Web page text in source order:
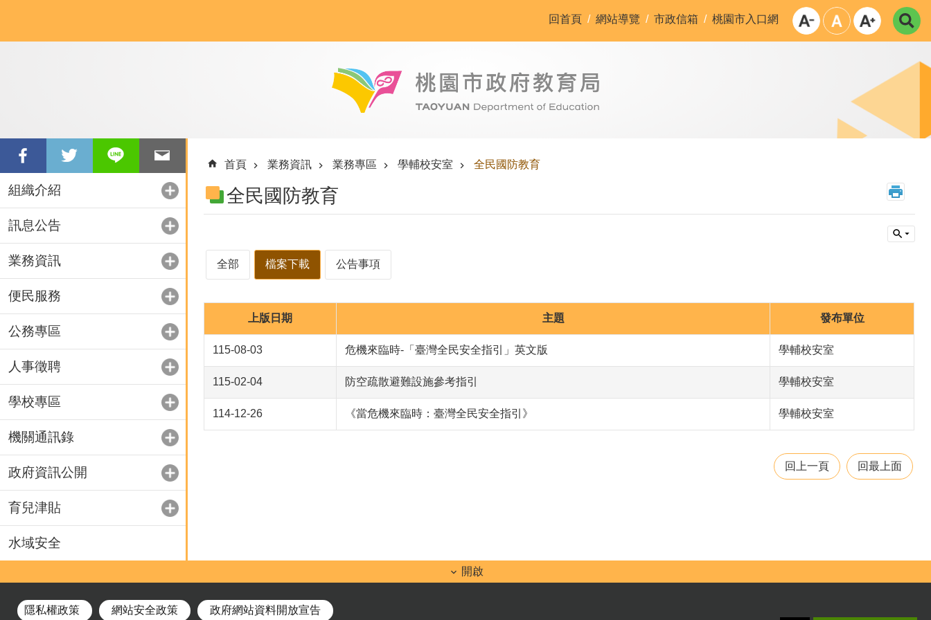
回首頁 網站導覽 市政信箱 桃園市入口網
組織介紹
訊息公告
業務資訊
便民服務
公務專區
人事徵聘
學校專區
機關通訊錄
政府資訊公開
育兒津貼
水域安全
首頁 業務資訊 業務專區 學輔校安室 全民國防教育
全民國防教育
全部 檔案下載 公告事項
上版日期 主題 發布單位
115-08-03 危機來臨時-「臺灣全民安全指引」英文版 學輔校安室
115-02-04 防空疏散避難設施參考指引 學輔校安室
114-12-26 《當危機來臨時：臺灣全民安全指引》 學輔校安室
回上一頁 回最上面
開啟
隱私權政策 網站安全政策 政府網站資料開放宣告